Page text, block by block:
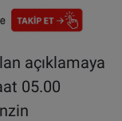
açıklamaya
05.00